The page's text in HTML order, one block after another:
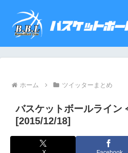
ホーム ツイッターまとめ
バスケットボールライン
[2015/12/18]